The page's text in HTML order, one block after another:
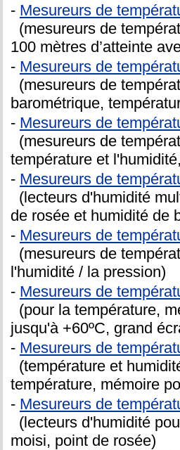
- Mesureurs de
(mesureurs de
100 mètres d’atteinte
- Mesureurs de
(mesureurs de
barométrique,
- Mesureurs de
(mesureurs de
température et
- Mesureurs de
(lecteurs d'humidité
de rosée et humidité de
- Mesureurs de
(mesureurs de
l'humidité / la pression)
- Mesureurs de
(pour la température,
jusqu'à +60ºC, grand
- Mesureurs de
(température et
température, mémoire
- Mesureurs de
(lecteurs d'humidité
moisi, point de rosée)